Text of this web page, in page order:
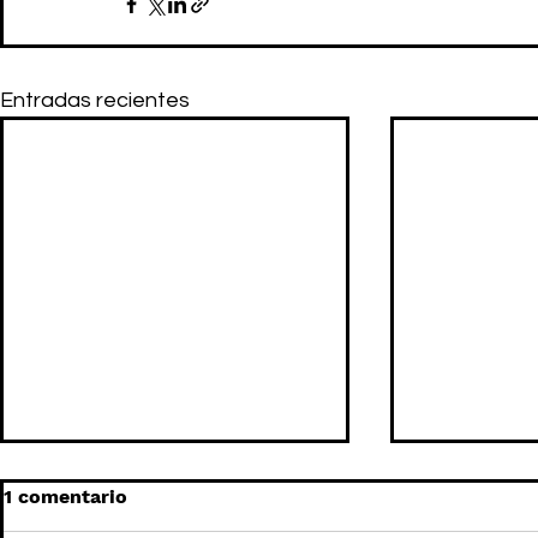
Entradas recientes
1 comentario